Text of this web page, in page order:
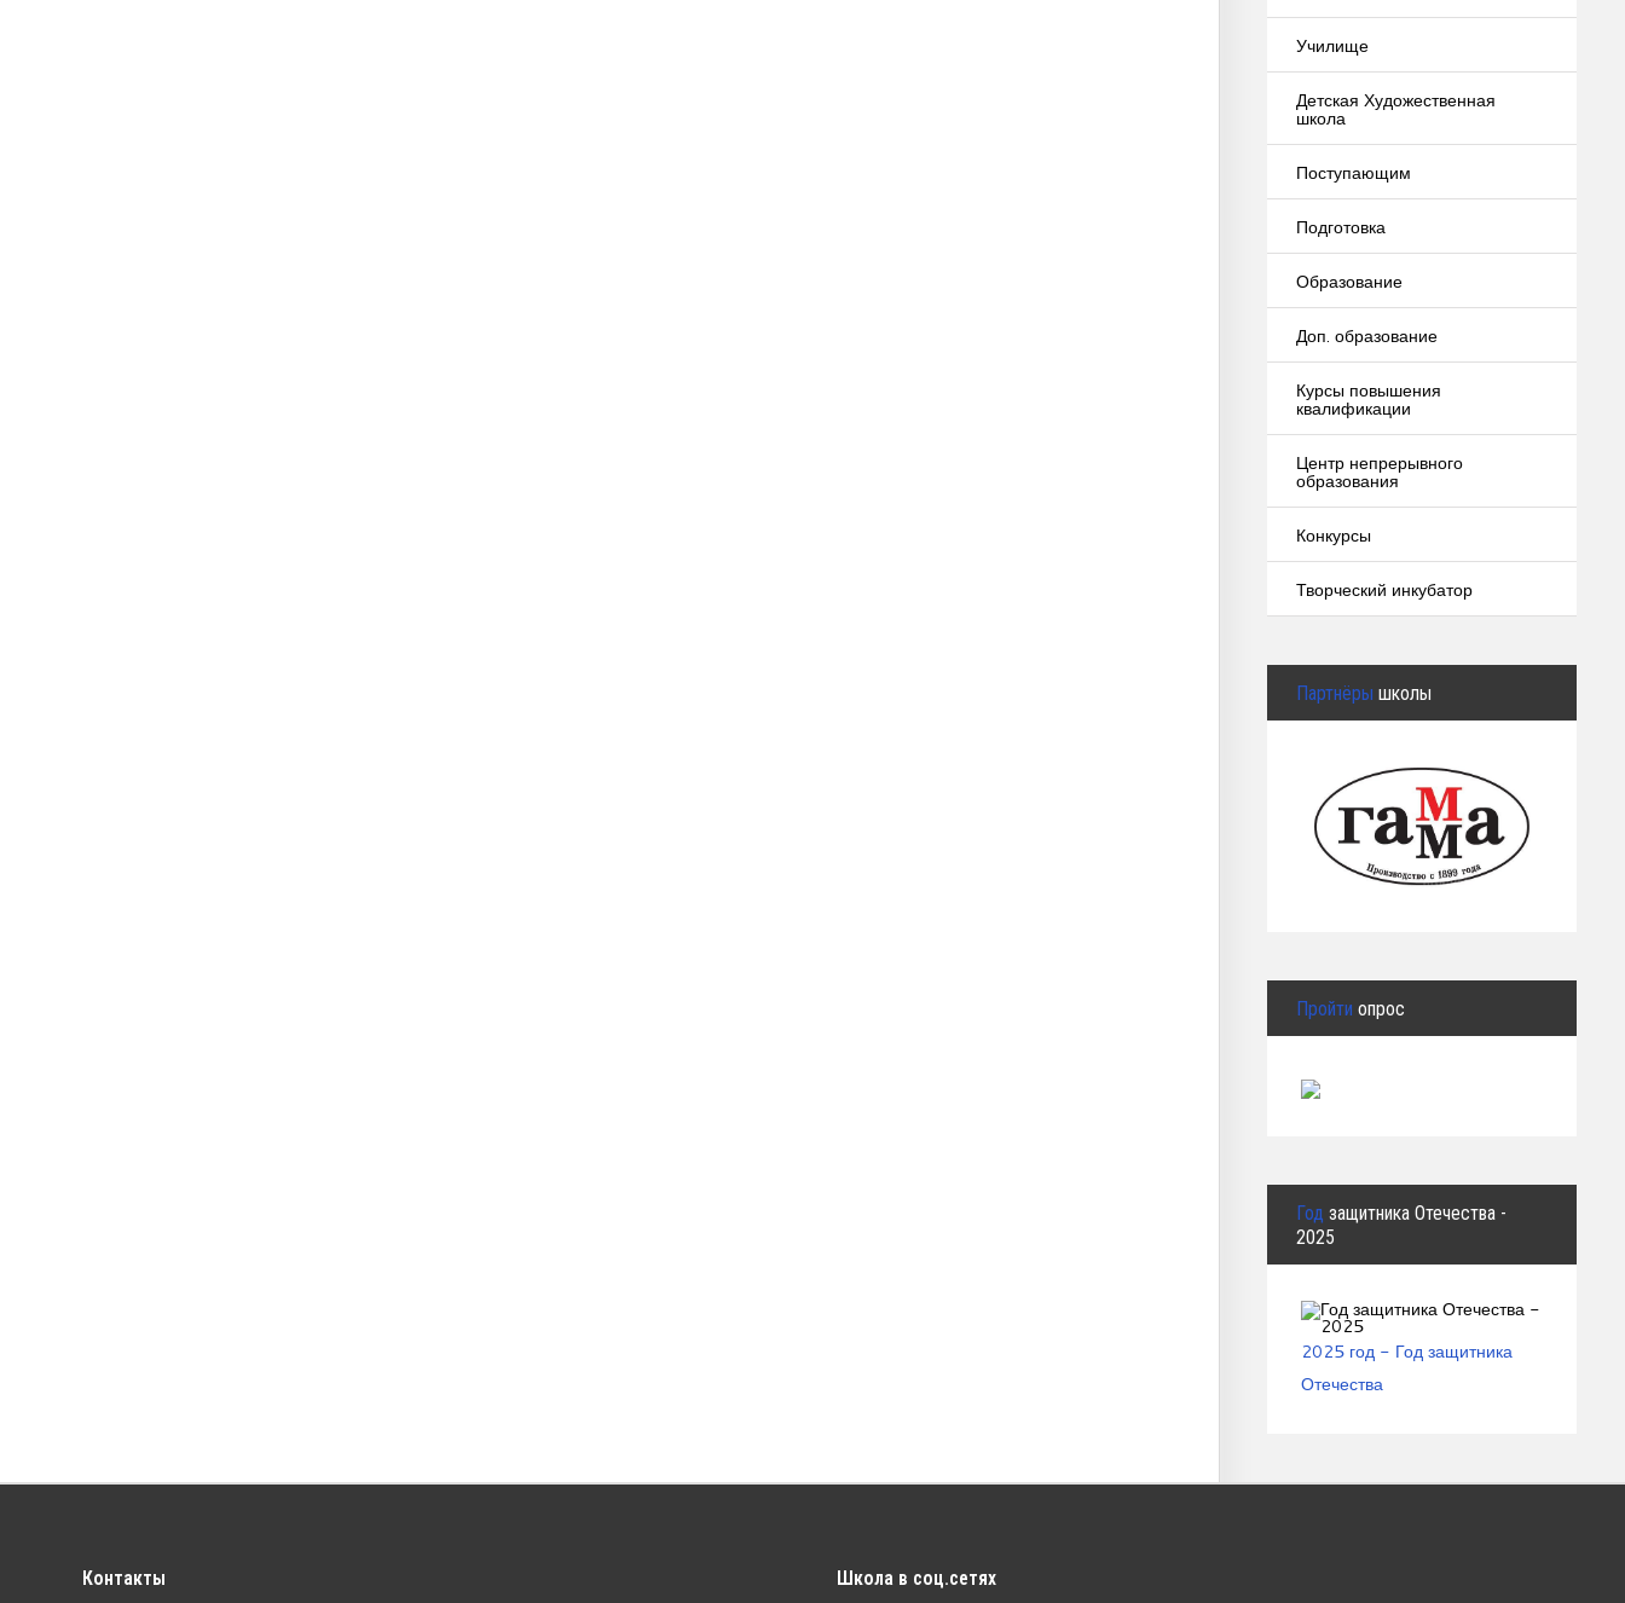
Училище
Детская Художественная
школа
Поступающим
Подготовка
Образование
Доп. образование
Курсы повышения
квалификации
Центр непрерывного
образования
Конкурсы
Творческий инкубатор
Партнёры школы
Пройти опрос
Год защитника Отечества -
2025
2025 год - Год защитника
Отечества
Контакты Школа в соц.сетях